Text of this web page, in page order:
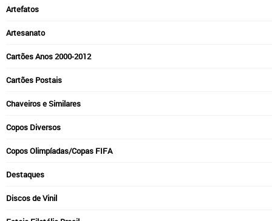
Artefatos
Artesanato
Cartões Anos 2000-2012
Cartões Postais
Chaveiros e Similares
Copos Diversos
Copos Olimpíadas/Copas FIFA
Destaques
Discos de Vinil